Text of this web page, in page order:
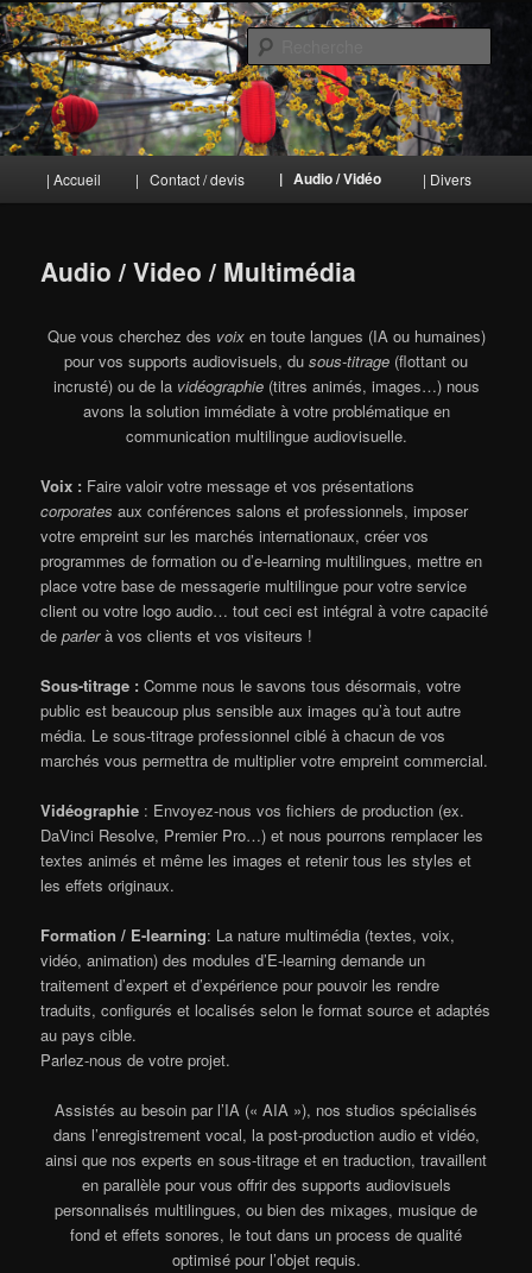
Aller
au
contenu
principalTraduiSons
principal
| Accueil | Contact / devis | Audio / Vidéo | Divers
Audio / Video / Multimédia
Que vous cherchez des voixen toute langues (IA ou humaines)
pour vos supports audiovisuels, du sous-titrage (flottant ou
incrusté) ou de la vidéographie(titres animés, images…) nous
avons la solution immédiate à votre problématique en
communication multilingue audiovisuelle.
Voix : Faire valoir votre message et vos présentations
corporates aux conférences salons et professionnels, imposer
votre empreint sur les marchés internationaux, créer vos
programmes de formation ou d’e-learning multilingues, mettre en
place votre base de messagerie multilingue pour votre service
client ou votre logo audio… tout ceci est intégral à votre capacité
deparlerà vos clients et vos visiteurs !
Sous-titrage :Comme nous le savons tous désormais, votre
public est beaucoup plus sensible aux images qu’à tout autre
média. Le sous-titrage professionnel ciblé à chacun de vos
marchés vous permettra de multiplier votre empreint commercial.
Vidéographie : Envoyez-nous vos fichiers de production (ex.
DaVinci Resolve, Premier Pro…) et nous pourrons remplacer les
textes animés et même les images et retenir tous les styles et
les effets originaux.
Formation / E-learning: La nature multimédia (textes, voix,
vidéo, animation) des modules d’E-learning demande un
traitement d’expert et d’expérience pour pouvoir les rendre
traduits, configurés et localisés selon le format source et adaptés
au pays cible.
Parlez-nous de votre projet.
Assistés au besoin par l’IA (« AIA »), nos studios spécialisés
dans l’enregistrement vocal, la post-production audio et vidéo,
ainsi que nos experts en sous-titrage et en traduction, travaillent
en parallèle pour vous offrir des supports audiovisuels
personnalisés multilingues, ou bien des mixages, musique de
fond et effets sonores, le tout dans un process de qualité
optimisé pour l’objet requis.